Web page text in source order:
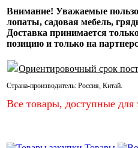
Внимание! Уважаемые
лопаты, садовая мебель,
Доставка принимается
позицию и только на
Ориентировочный срок
Страна-производитель: Россия, Китай.
Все товары, доступные для